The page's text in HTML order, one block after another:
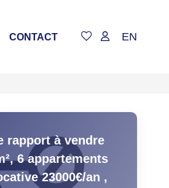
CONTACT EN
rapport à vendre
6 appartements
23000€/an ,